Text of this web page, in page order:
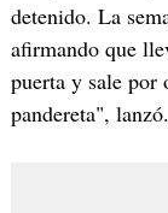
detenido. La
afirmando que
puerta y sale por
pandereta", lanzó.